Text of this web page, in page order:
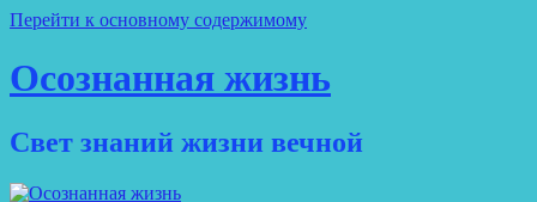
Перейти к основному содержимому
Осознанная жизнь
Свет знаний жизни вечной